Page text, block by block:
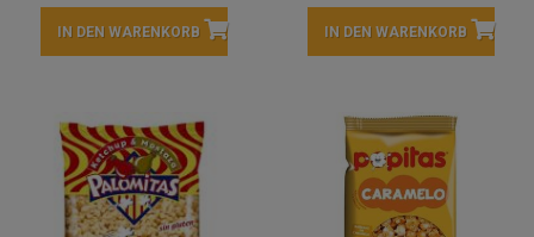
IN DEN WARENKORB IN DEN WARENKORB